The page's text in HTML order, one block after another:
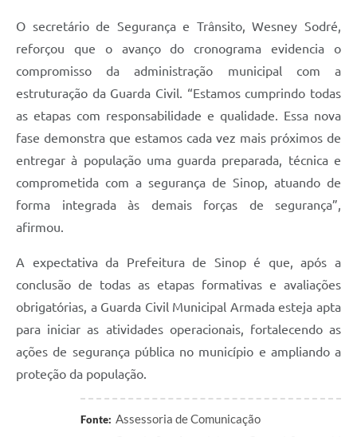
O secretário de Segurança e Trânsito, Wesney Sodré,
reforçou que o avanço do cronograma evidencia o
compromisso da administração municipal com a
estruturação da Guarda Civil. “Estamos cumprindo todas
as etapas com responsabilidade e qualidade. Essa nova
fase demonstra que estamos cada vez mais próximos de
entregar à população uma guarda preparada, técnica e
comprometida com a segurança de Sinop, atuando de
forma integrada às demais forças de segurança”,
afirmou.
A expectativa da Prefeitura de Sinop é que, após a
conclusão de todas as etapas formativas e avaliações
obrigatórias, a Guarda Civil Municipal Armada esteja apta
para iniciar as atividades operacionais, fortalecendo as
ações de segurança pública no município e ampliando a
proteção da população.
Fonte: Assessoria de Comunicação